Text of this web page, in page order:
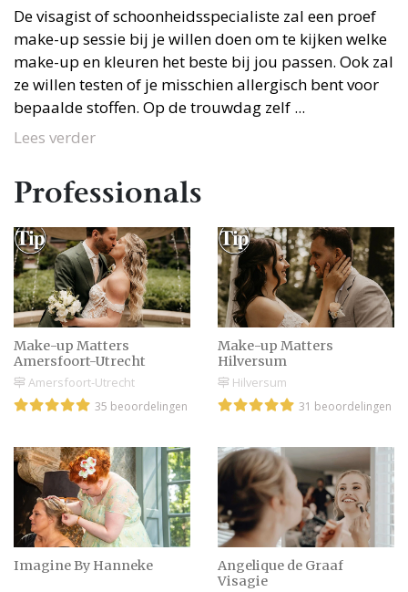
De visagist of schoonheidsspecialiste zal een proef
make-up sessie bij je willen doen om te kijken welke
make-up en kleuren het beste bij jou passen. Ook zal
ze willen testen of je misschien allergisch bent voor
bepaalde stoffen. Op de trouwdag zelf ...
Lees verder
Professionals
Make-up Matters
Amersfoort-Utrecht
Amersfoort-Utrecht
35 beoordelingen
Make-up Matters
Hilversum
Hilversum
31 beoordelingen
Imagine By Hanneke
Angelique de Graaf
Visagie